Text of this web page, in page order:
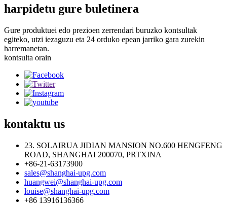
harpidetu gure buletinera
Gure produktuei edo prezioen zerrendari buruzko kontsultak
egiteko, utzi iezaguzu eta 24 orduko epean jarriko gara zurekin
harremanetan.
kontsulta orain
kontaktu us
23. SOLAIRUA JIDIAN MANSION NO.600 HENGFENG
ROAD, SHANGHAI 200070, PRTXINA
+86-21-63173900
sales@shanghai-upg.com
huangwei@shanghai-upg.com
louise@shanghai-upg.com
+86 13916136366